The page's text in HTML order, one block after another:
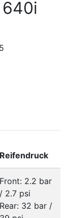
640i
Reifendruck
Front: 2.2 bar
/ 2.7 psi
Rear: 32 bar /